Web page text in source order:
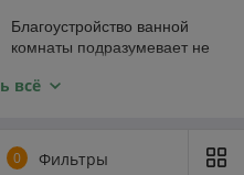
Благоустройство ванной
комнаты подразумевает не
сантехнических приборов –
иногда раковины. Но еще и
всё
0 Фильтры